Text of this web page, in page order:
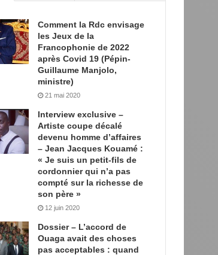
Comment la Rdc envisage
les Jeux de la
Francophonie de 2022
après Covid 19 (Pépin-
Guillaume Manjolo,
ministre)
21 mai 2020
Interview exclusive –
Artiste coupe décalé
devenu homme d’affaires
– Jean Jacques Kouamé :
« Je suis un petit-fils de
cordonnier qui n’a pas
compté sur la richesse de
son père »
12 juin 2020
Dossier – L’accord de
Ouaga avait des choses
pas acceptables : quand